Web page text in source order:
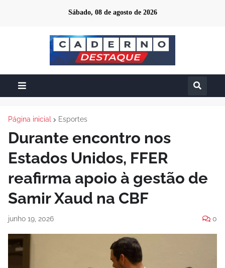
Sábado, 08 de agosto de 2026
Página inicial Esportes
Durante encontro nos
Estados Unidos, FFER
reafirma apoio à gestão de
Samir Xaud na CBF
junho 19, 2026 0